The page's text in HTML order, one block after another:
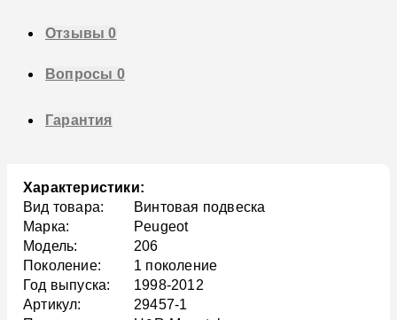
Отзывы0
Вопросы 0
Гарантия
Характеристики:
Вид товара:
Винтовая подвеска
Марка:
Peugeot
Модель:
206
Поколение:
1 поколение
Год выпуска:
1998-2012
Артикул:
29457-1